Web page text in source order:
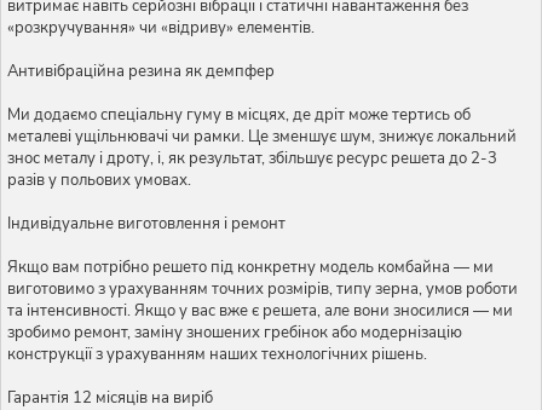
витримає навіть серйозні вібрації і статичні навантаження без
«розкручування» чи «відриву» елементів.
Антивібраційна резина як демпфер
Ми додаємо спеціальну гуму в місцях, де дріт може тертись об
металеві ущільнювачі чи рамки. Це зменшує шум, знижує локальний
знос металу і дроту, і, як результат, збільшує ресурс решета до 2-3
разів у польових умовах.
Індивідуальне виготовлення і ремонт
Якщо вам потрібно решето під конкретну модель комбайна — ми
виготовимо з урахуванням точних розмірів, типу зерна, умов роботи
та інтенсивності. Якщо у вас вже є решета, але вони зносилися — ми
зробимо ремонт, заміну зношених гребінок або модернізацію
конструкції з урахуванням наших технологічних рішень.
Гарантія 12 місяців на виріб